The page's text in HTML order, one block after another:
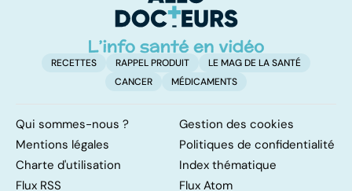
RECETTES RAPPEL PRODUIT
LE MAG DE LA SANTÉ
CANCER
MÉDICAMENTS
Qui sommes-nous ?
Gestion des cookies
Mentions légales
Politiques de confidentialité
Charte d'utilisation
Index thématique
Flux RSS
Flux Atom